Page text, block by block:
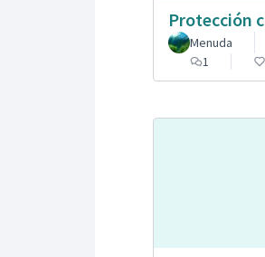
Protección
Menuda
1